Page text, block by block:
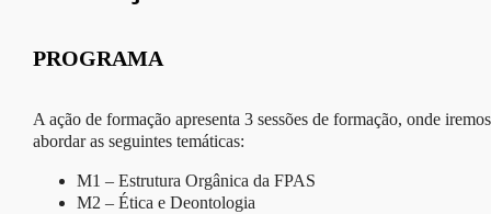
PROGRAMA
A ação de formação apresenta 3 sessões de formação, onde iremos
abordar as seguintes temáticas:
M1 – Estrutura Orgânica da FPAS
M2 – Ética e Deontologia